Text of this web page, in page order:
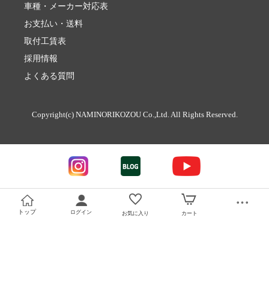
車種・メーカー対応表
お支払い・送料
取付工賃表
採用情報
よくある質問
Copyright(c) NAMINORIKOZOU Co.,Ltd. All Rights Reserved.
トップ ログイン お気に入り カート